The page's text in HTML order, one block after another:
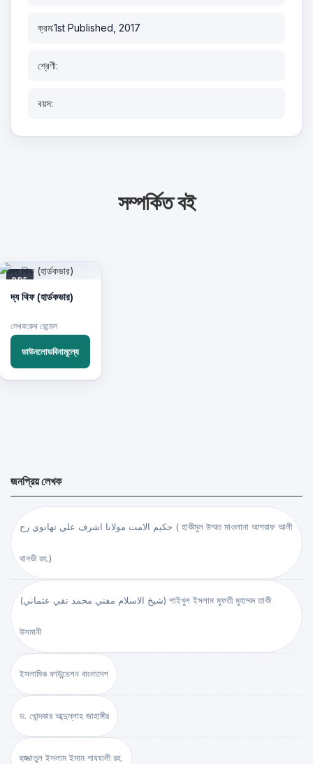
ক্রম:1st Published, 2017
শ্রেণী:
বয়স:
সম্পর্কিত বই
PDF
দ্য থিফ (হার্ডকভার)
লেখক:রুথ রেন্ডেল
ডাউনলোডবিনামূল্যে
জনপ্রিয় লেখক
حكيم الامت مولانا اشرف علي تهانوي رح ( হাকীমুল উম্মত মাওলানা আশরাফ আলী
থানভী রহ.)
(شيخ الاسلام مفتي محمد تقي عثماني) শাইখুল ইসলাম মুফতী মুহাম্মদ তাকী
উসমানী
ইসলামিক ফাউন্ডেশন বাংলাদেশ
ড. খোন্দকার আব্দুল্লাহ জাহাঙ্গীর
হুজ্জাতুল ইসলাম ইমাম গাযযালী রহ.